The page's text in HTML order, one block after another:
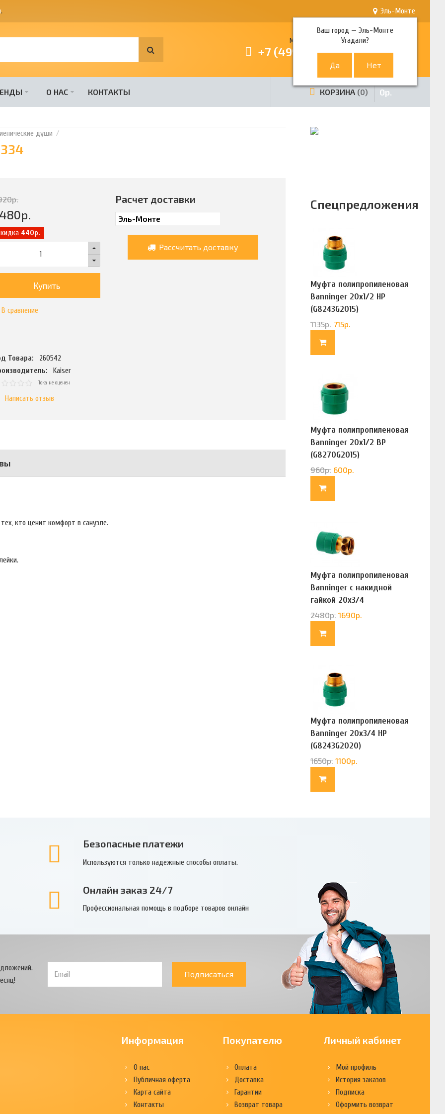
. Эль-Монте
Ваш город —Эль-Монте
Угадали?
Многоканальный телефон
+7 (499) 380-80-80
О НАС КОНТАКТЫ КОРЗИНА 0 0р.
души
р.
р.
440р.
Купить
В сравнение
Товара:
260542
Kaiser
Пока не оценен
Написать отзыв
Расчет доставки
Рассчитать доставку
кто ценит комфорт в санузле.
Спецпредложения
Муфта полипропиленовая
Banninger 20х1/2 НР
(G8243G2015)
1135р. 715р.
Муфта полипропиленовая
Banninger 20х1/2 ВР
(G8270G2015)
960р. 600р.
Муфта полипропиленовая
Banninger с накидной
гайкой 20х3/4
(G83322020)
2480р. 1690р.
Муфта полипропиленовая
Banninger 20х3/4 НР
(G8243G2020)
1650р. 1100р.
Безопасные платежи
Используются только надежные способы оплаты.
Онлайн заказ 24/7
Профессиональная помощь в подборе товаров онлайн
Подписаться
Информация
О нас
Публичная оферта
Карта сайта
Контакты
Покупателю
Оплата
Доставка
Гарантии
Возврат товара
Личный кабинет
Мой профиль
История заказов
Подписка
Оформить возврат